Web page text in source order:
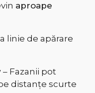
aproape
linie de apărare
– Fazanii pot
distanțe scurte